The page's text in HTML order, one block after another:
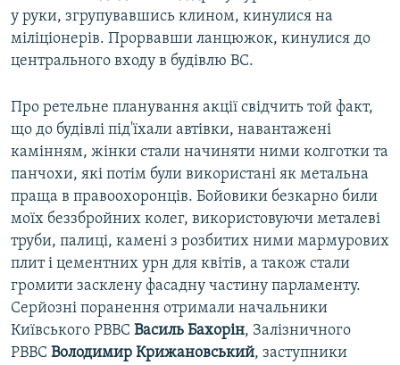
у руки, згрупувавшись клином, кинулися на
міліціонерів. Прорвавши ланцюжок, кинулися до
центрального входу в будівлю ВС.
Про ретельне планування акції свідчить той факт,
що до будівлі під'їхали автівки, навантажені
камінням, жінки стали начиняти ними колготки та
панчохи, які потім були використані як метальна
праща в правоохоронців. Бойовики безкарно били
моїх беззбройних колег, використовуючи металеві
труби, палиці, камені з розбитих ними мармурових
плит і цементних урн для квітів, а також стали
громити засклену фасадну частину парламенту.
Серйозні поранення отримали начальники
Київського РВВС Василь Бахорін, Залізничного
РВВС Володимир Крижановський, заступники